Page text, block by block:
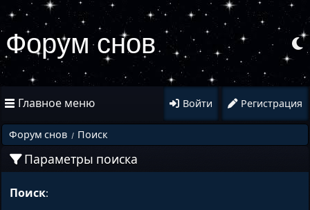
Форум снов
Главное меню Войти Регистрация
Форум снов / Поиск
Параметры поиска
Поиск: